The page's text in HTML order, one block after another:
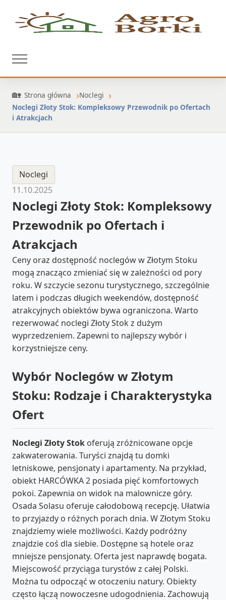
Strona główna
Noclegi
Noclegi Złoty Stok: Kompleksowy Przewodnik po Ofertach
i Atrakcjach
Noclegi
11.10.2025
Noclegi Złoty Stok: Kompleksowy
Przewodnik po Ofertach i
Atrakcjach
Ceny oraz dostępność noclegów w Złotym Stoku
mogą znacząco zmieniać się w zależności od pory
roku. W szczycie sezonu turystycznego, szczególnie
latem i podczas długich weekendów, dostępność
atrakcyjnych obiektów bywa ograniczona. Warto
rezerwować noclegi Złoty Stok z dużym
wyprzedzeniem. Zapewni to najlepszy wybór i
korzystniejsze ceny.
Wybór Noclegów w Złotym
Stoku: Rodzaje i Charakterystyka
Ofert
Noclegi Złoty Stok oferują zróżnicowane opcje
zakwaterowania. Turyści znajdą tu domki
letniskowe, pensjonaty i apartamenty. Na przykład,
obiekt HARCÓWKA 2 posiada pięć komfortowych
pokoi. Zapewnia on widok na malownicze góry.
Osada Solasu oferuje całodobową recepcję. Ułatwia
to przyjazdy o różnych porach dnia. W Złotym Stoku
znajdziemy wiele możliwości. Każdy podróżny
znajdzie coś dla siebie. Dostępne są hotele oraz
mniejsze pensjonaty. Oferta jest naprawdę bogata.
Miejscowość przyciąga turystów z całej Polski.
Można tu odpocząć w otoczeniu natury. Obiekty
często łączą nowoczesne udogodnienia. Zachowują